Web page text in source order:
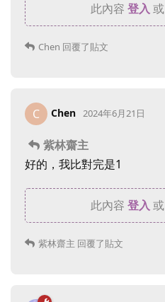
此內容 登入 或
Chen 回覆了貼文
C Chen 2024年6月21日
紫林齋主
好的，我比對完是1
此內容 登入 或
紫林齋主 回覆了貼文